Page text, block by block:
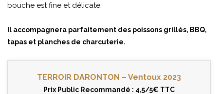
bouche est fine et délicate.
Il accompagnera parfaitement des poissons grillés, BBQ,
tapas et planches de charcuterie.
TERROIR DARONTON – Ventoux 2023
Prix Public Recommandé : 4,5/5€ TTC